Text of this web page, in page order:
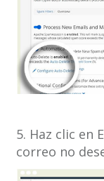
5. Haz clic en
correo no